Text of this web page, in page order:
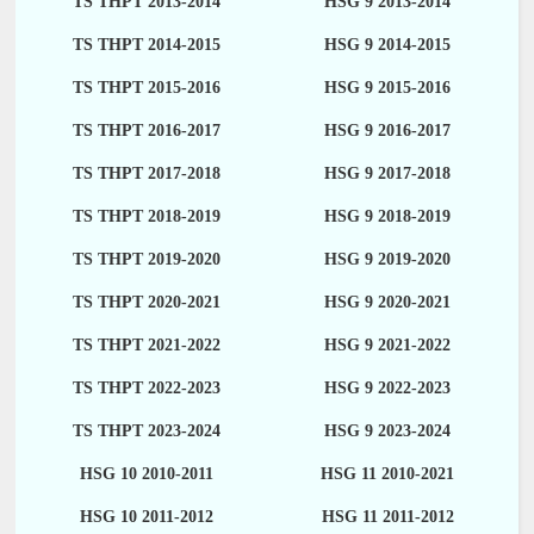
TS THPT 2014-2015 HSG 9 2014-2015
TS THPT 2015-2016 HSG 9 2015-2016
TS THPT 2016-2017 HSG 9 2016-2017
TS THPT 2017-2018 HSG 9 2017-2018
TS THPT 2018-2019 HSG 9 2018-2019
TS THPT 2019-2020 HSG 9 2019-2020
TS THPT 2020-2021 HSG 9 2020-2021
TS THPT 2021-2022 HSG 9 2021-2022
TS THPT 2022-2023 HSG 9 2022-2023
TS THPT 2023-2024 HSG 9 2023-2024
HSG 10 2010-2011 HSG 11 2010-2021
HSG 10 2011-2012 HSG 11 2011-2012